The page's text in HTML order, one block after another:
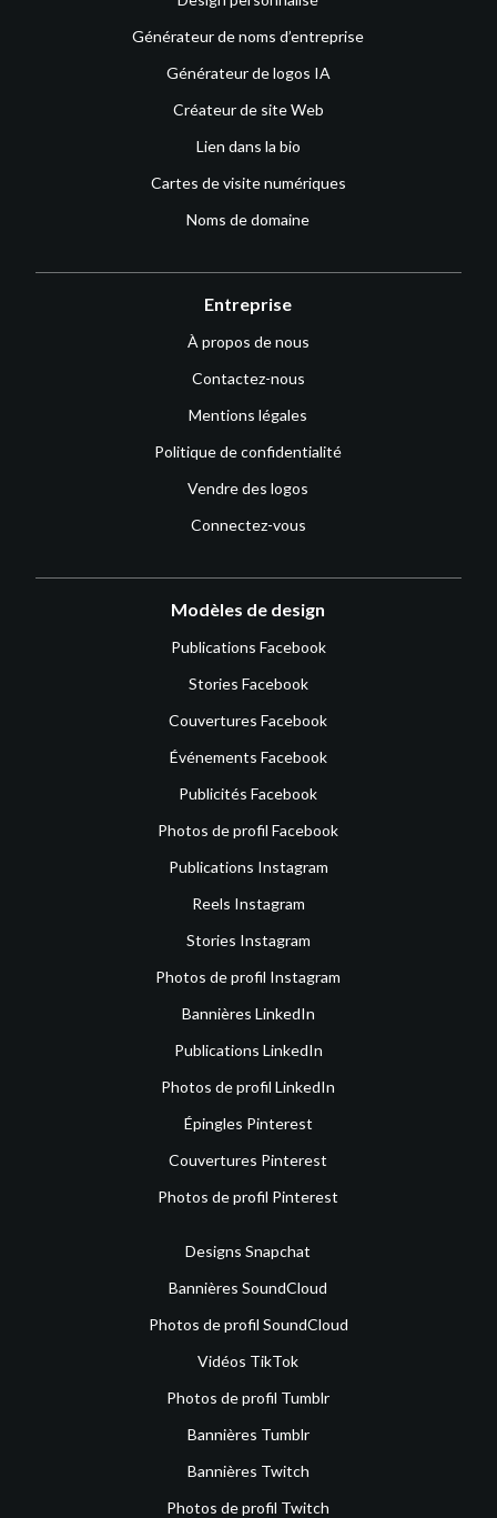
Générateur de noms d’entreprise
Générateur de logos IA
Créateur de site Web
Lien dans la bio
Cartes de visite numériques
Noms de domaine
Entreprise
À propos de nous
Contactez-nous
Mentions légales
Politique de confidentialité
Vendre des logos
Connectez-vous
Modèles de design
Publications Facebook
Stories Facebook
Couvertures Facebook
Événements Facebook
Publicités Facebook
Photos de profil Facebook
Publications Instagram
Reels Instagram
Stories Instagram
Photos de profil Instagram
Bannières LinkedIn
Publications LinkedIn
Photos de profil LinkedIn
Épingles Pinterest
Couvertures Pinterest
Photos de profil Pinterest
Designs Snapchat
Bannières SoundCloud
Photos de profil SoundCloud
Vidéos TikTok
Photos de profil Tumblr
Bannières Tumblr
Bannières Twitch
Photos de profil Twitch